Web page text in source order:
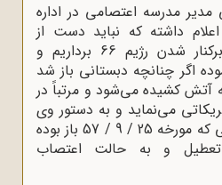
مدیر مدرسه اعتصامی در اداره
داشته که نباید دست از
اعتصاب خود تا برکنار شدن رژیم 66 برداریم و
اگر چنانچه دبستانی باز شد
آتش کشیده می‌شود و مرتباً در
می‌نماید و به دستور وی
کلیه مدارس ابتدایی که مورخه 25 / 9 / 57 باز بوده
از ساعت 9:30 تعطیل و به حالت اعتصاب